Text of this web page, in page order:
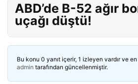
ABD’de B-52 ağır
uçağı düştü!
Bu konu 0 yanıt içerir, 1 izleyen vardır ve en
admin tarafından güncellenmiştir.